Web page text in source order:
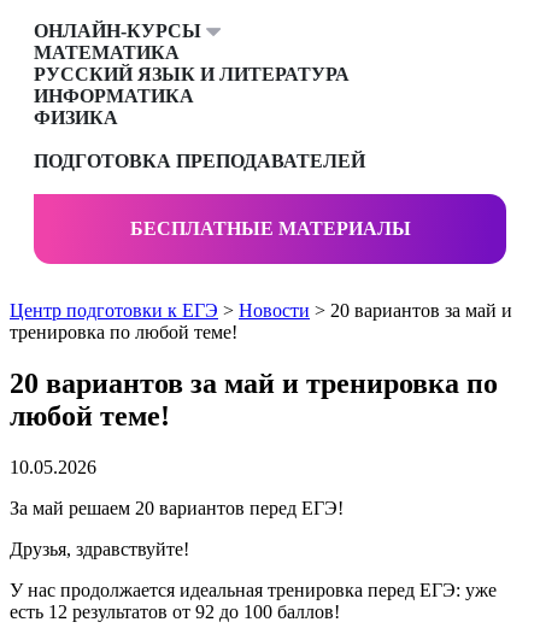
ОНЛАЙН-КУРСЫ
МАТЕМАТИКА
РУССКИЙ ЯЗЫК И ЛИТЕРАТУРА
ИНФОРМАТИКА
ФИЗИКА
ПОДГОТОВКА ПРЕПОДАВАТЕЛЕЙ
БЕСПЛАТНЫЕ МАТЕРИАЛЫ
Центр подготовки к ЕГЭ > Новости > 20 вариантов за май и
тренировка по любой теме!
20 вариантов за май и тренировка по
любой теме!
10.05.2026
За май решаем 20 вариантов перед ЕГЭ!
Друзья, здравствуйте!
У нас продолжается идеальная тренировка перед ЕГЭ: уже
есть 12 результатов от 92 до 100 баллов!